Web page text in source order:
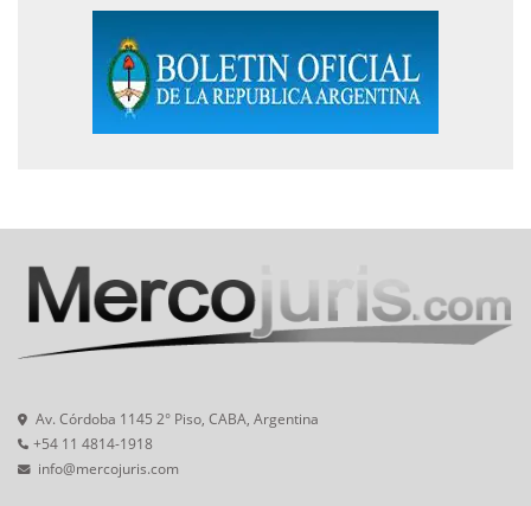
Av. Córdoba 1145 2° Piso, CABA, Argentina
+54 11 4814-1918
info@mercojuris.com